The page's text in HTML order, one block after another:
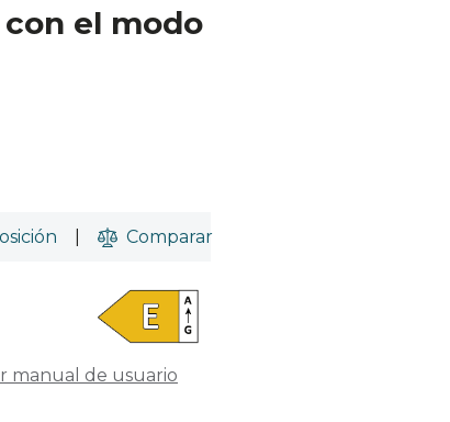
el modo
Comparar
manual de usuario